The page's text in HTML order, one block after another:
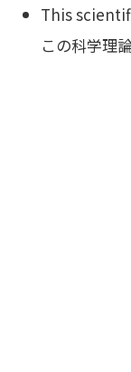
This
この科学理